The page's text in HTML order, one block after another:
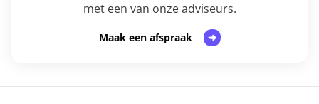
met een van onze adviseurs.
Maak een afspraak